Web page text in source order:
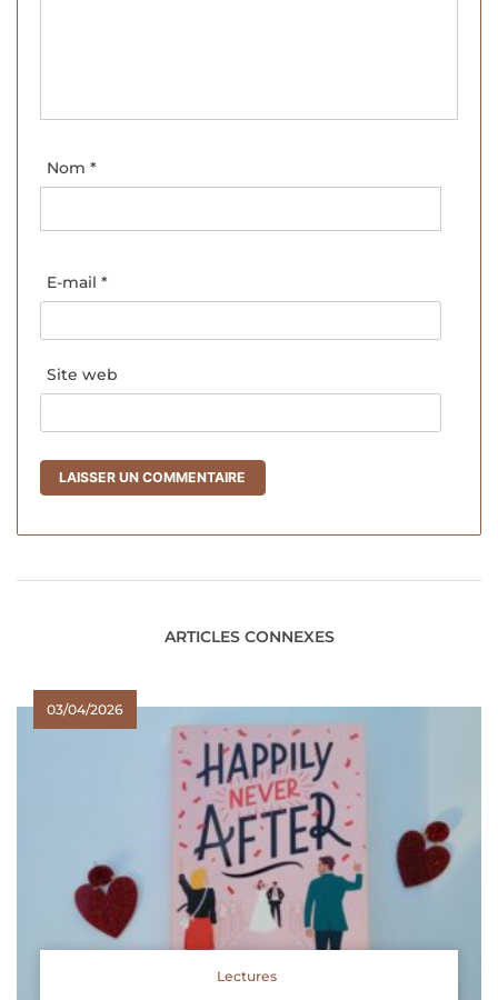
Nom *
E-mail *
Site web
ARTICLES CONNEXES
03/04/2026
Lectures